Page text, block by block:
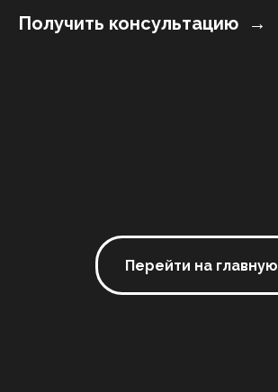
Получить консультацию
Перейти на главную